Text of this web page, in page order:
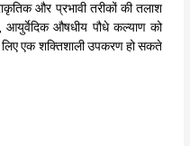
और प्रभावी तरीकों की तलाश
आयुर्वेदिक औषधीय पौधे कल्याण को
लिए एक शक्तिशाली उपकरण हो सकते